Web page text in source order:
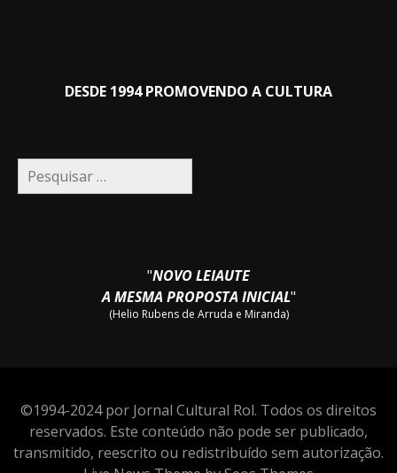
DESDE 1994 PROMOVENDO A CULTURA
Pesquisar
por:
"NOVO LEIAUTE
A MESMA PROPOSTA INICIAL"
(Helio Rubens de Arruda e Miranda)
©1994-2024 por Jornal Cultural Rol. Todos os direitos
reservados. Este conteúdo não pode ser publicado,
transmitido, reescrito ou redistribuído sem autorização.